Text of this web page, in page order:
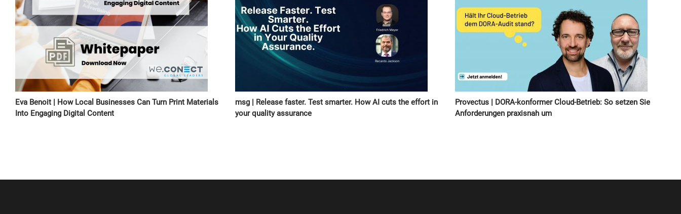
Eva Benoit | How Local Businesses Can Turn Print Materials
Into Engaging Digital Content
msg | Release faster. Test smarter. How AI cuts the effort in
your quality assurance
Provectus | DORA-konformer Cloud-Betrieb: So setzen Sie
Anforderungen praxisnah um